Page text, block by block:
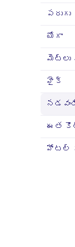
పరుగు
యోగా
మెట్లు
హైక్
ఈత
హోటల్